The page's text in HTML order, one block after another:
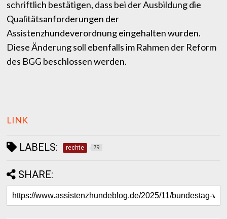
schriftlich bestätigen, dass bei der Ausbildung die
Qualitätsanforderungen der
Assistenzhundeverordnung eingehalten wurden.
Diese Änderung soll ebenfalls im Rahmen der Reform
des BGG beschlossen werden.
LINK
LABELS: rechte 79
SHARE: